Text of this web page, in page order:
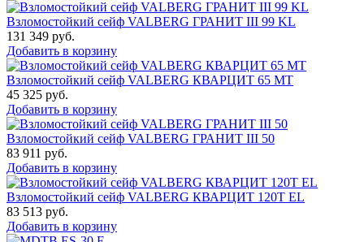
Взломостойкий сейф VALBERG ГРАНИТ III 99 KL
131 349 руб.
Добавить в корзину
Взломостойкий сейф VALBERG КВАРЦИТ 65 МТ
45 325 руб.
Добавить в корзину
Взломостойкий сейф VALBERG ГРАНИТ III 50
83 911 руб.
Добавить в корзину
Взломостойкий сейф VALBERG КВАРЦИТ 120Т EL
83 513 руб.
Добавить в корзину